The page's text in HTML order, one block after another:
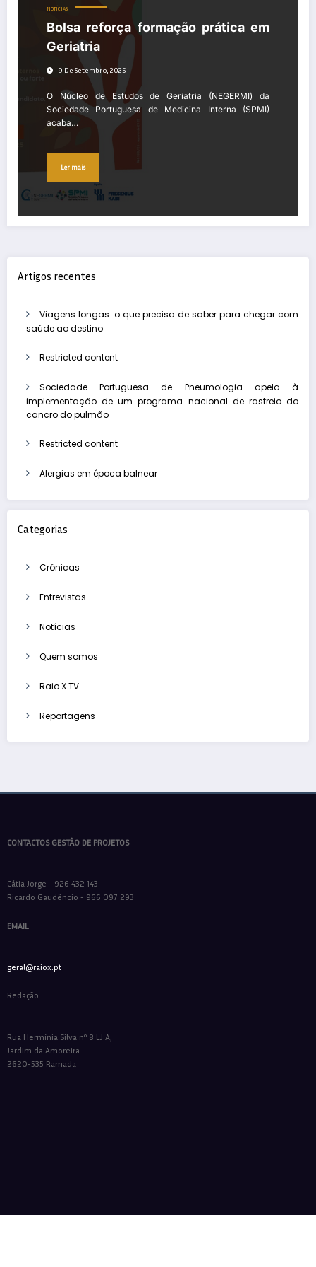
NOTÍCIAS
Bolsa reforça formação prática em
Geriatria
9 De Setembro, 2025
O Núcleo de Estudos de Geriatria (NEGERMI) da
Sociedade Portuguesa de Medicina Interna (SPMI)
acaba…
Ler mais
Artigos recentes
Viagens longas: o que precisa de saber para chegar com
saúde ao destino
Restricted content
Sociedade Portuguesa de Pneumologia apela à
implementação de um programa nacional de rastreio do
cancro do pulmão
Restricted content
Alergias em época balnear
Categorias
Crónicas
Entrevistas
Notícias
Quem somos
Raio X TV
Reportagens
CONTACTOS GESTÃO DE PROJETOS
Cátia Jorge - 926 432 143
Ricardo Gaudêncio - 966 097 293
EMAIL
geral@raiox.pt
Redação
Rua Hermínia Silva nº 8 LJ A,
Jardim da Amoreira
2620-535 Ramada